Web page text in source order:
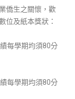
僑生之關懷，歡
位及紙本獎狀：
每學期均須80分
每學期均須80分